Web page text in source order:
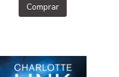
Comprar